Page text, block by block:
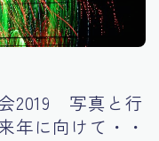
2019 写真と行
年に向けて・・